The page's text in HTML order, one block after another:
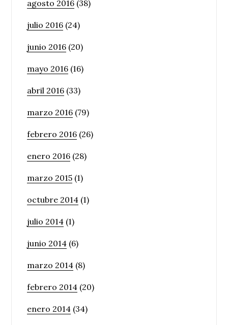
agosto 2016 (38)
julio 2016 (24)
junio 2016 (20)
mayo 2016 (16)
abril 2016 (33)
marzo 2016 (79)
febrero 2016 (26)
enero 2016 (28)
marzo 2015 (1)
octubre 2014 (1)
julio 2014 (1)
junio 2014 (6)
marzo 2014 (8)
febrero 2014 (20)
enero 2014 (34)